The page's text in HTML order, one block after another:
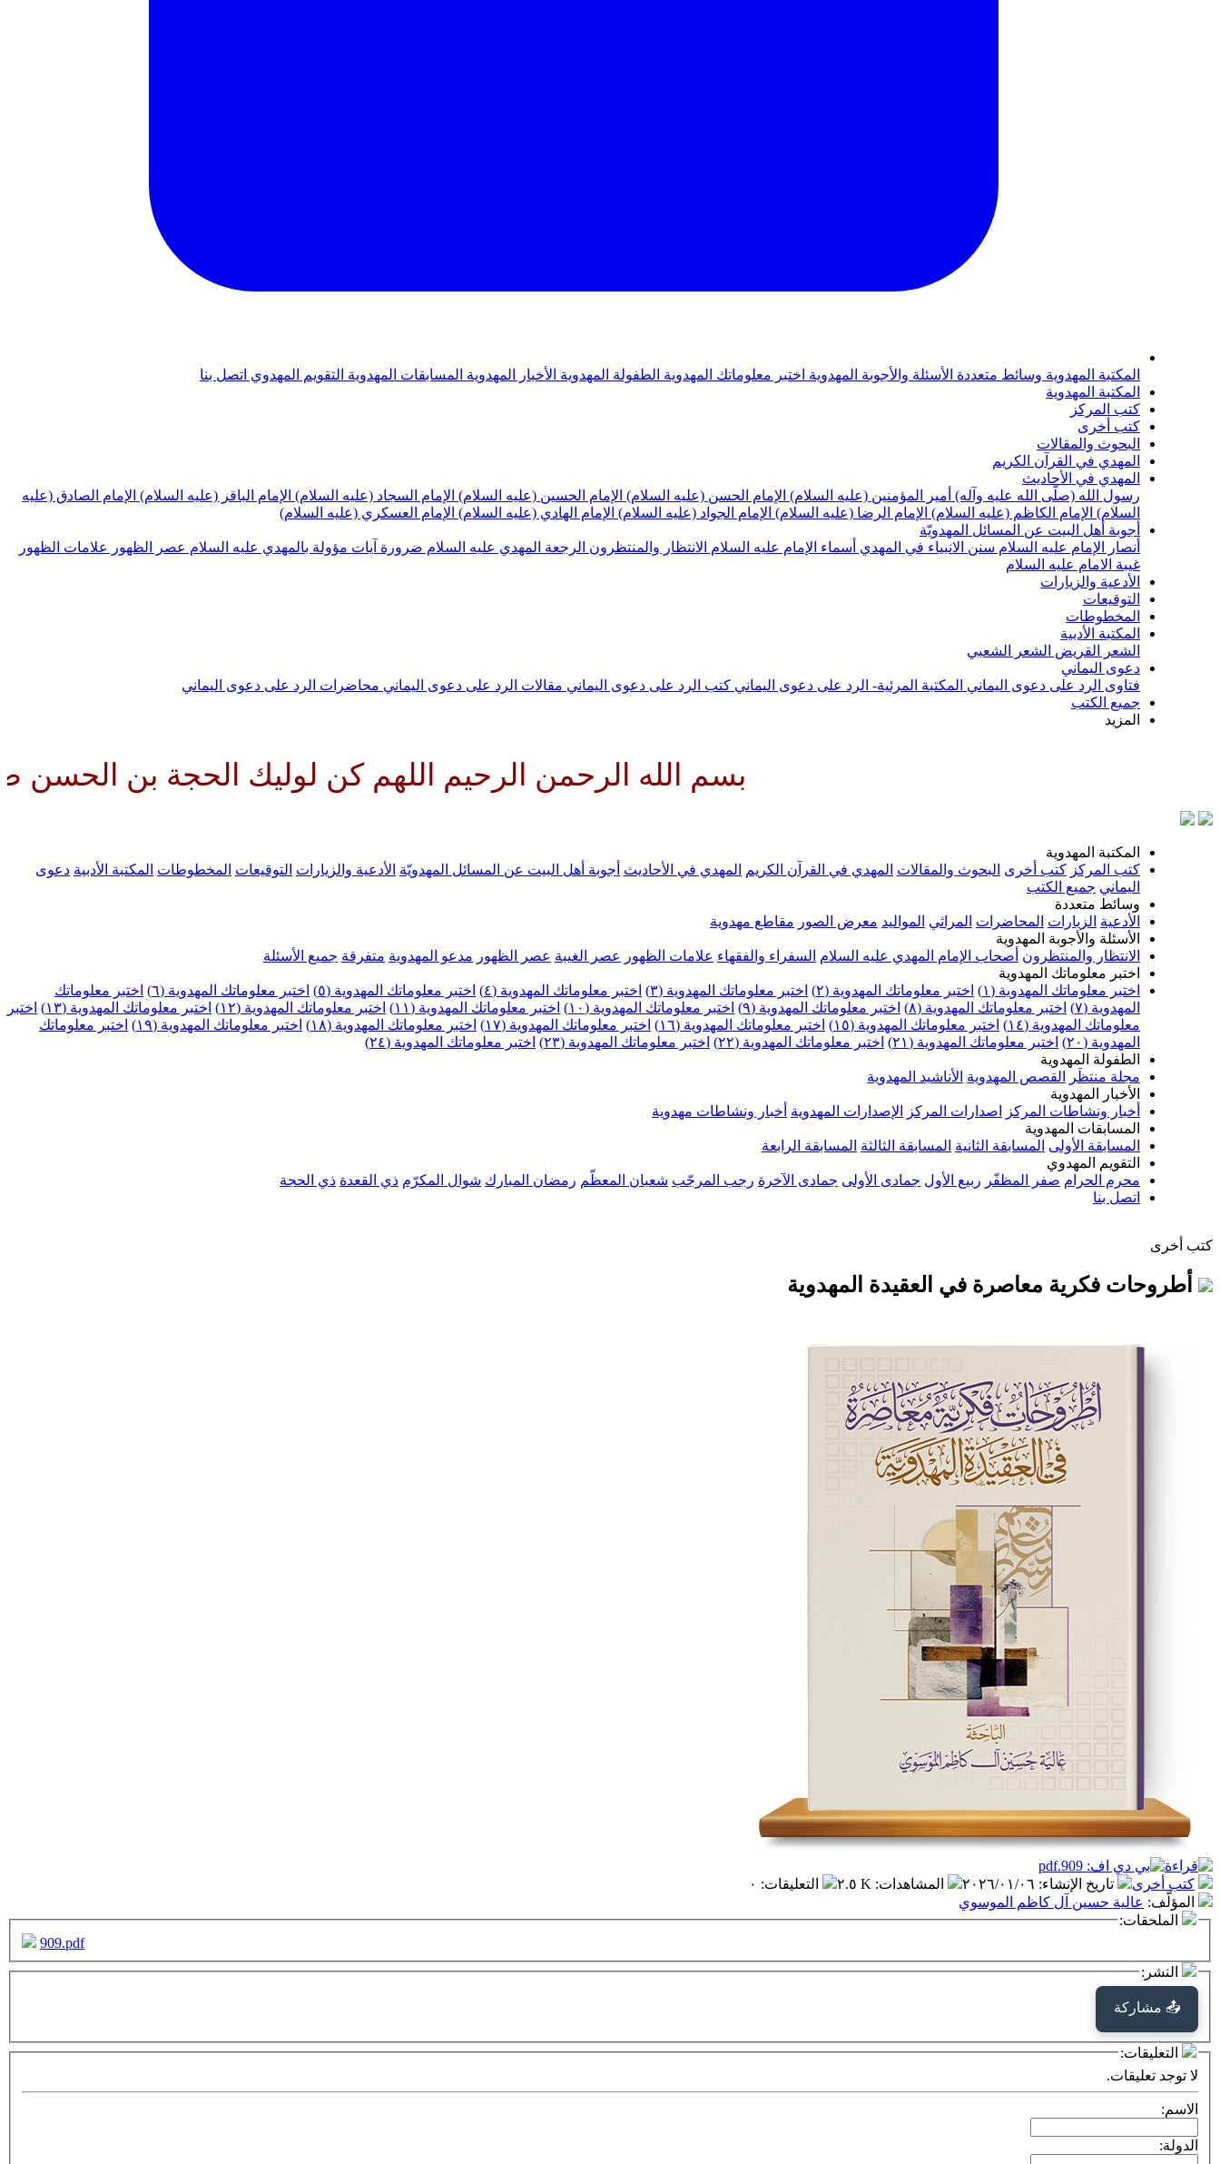
المكتبة المهدوية وسائط متعددة الأسئلة والأجوبة المهدوية اختبر معلوماتك المهدوية الطفولة المهدوية الأخبار المهدوية المسابقات المهدوية التقويم المهدوي اتصل بنا
المكتبة المهدوية
كتب المركز
كتب أخرى
البحوث والمقالات
المهدي في القرآن الكريم
المهدي في الأحاديث
رسول الله (صلّى الله عليه وآله) أمير المؤمنين (عليه السلام) الإمام الحسن (عليه السلام) الإمام الحسين (عليه السلام) الإمام السجاد (عليه السلام) الإمام الباقر (عليه السلام) الإمام الصادق (عليه
السلام) الإمام الكاظم (عليه السلام) الإمام الرضا (عليه السلام) الإمام الجواد (عليه السلام) الإمام الهادي (عليه السلام) الإمام العسكري (عليه السلام)
أجوبة أهل البيت عن المسائل المهدويّة
أنصار الإمام عليه السلام سنن الانبياء في المهدي أسماء الإمام عليه السلام الانتظار والمنتظرون الرجعة المهدي عليه السلام ضرورة آيات مؤولة بالمهدي عليه السلام عصر الظهور
علامات الظهور
غيبة الامام عليه السلام
الأدعية والزيارات
التوقيعات
المخطوطات
المكتبة الأدبية
الشعر القريض الشعر الشعبي
دعوى اليماني
فتاوى الرد على دعوى اليماني المكتبة المرئية- الرد على دعوى اليماني كتب الرد على دعوى اليماني مقالات الرد على دعوى اليماني محاضرات الرد على دعوى اليماني
جميع الكتب
المزيد
بسم الله الرحمن الرحيم اللهم كن لوليك الحجة بن الحسن صلواتك
المكتبة المهدوية
كتب المركز كتب أخرى البحوث والمقالات المهدي في القرآن الكريم المهدي في الأحاديث أجوبة أهل البيت عن المسائل المهدويّة الأدعية والزيارات التوقيعات المخطوطات المكتبة الأدبية دعوى
اليماني جميع الكتب
وسائط متعددة
الأدعية الزيارات المحاضرات المراثي المواليد معرض الصور مقاطع مهدوية
الأسئلة والأجوبة المهدوية
الانتظار والمنتظرون أصحاب الإمام المهدي عليه السلام السفراء والفقهاء علامات الظهور عصر الغيبة عصر الظهور مدعو المهدوية متفرقة جميع الأسئلة
اختبر معلوماتك المهدوية
اختبر معلوماتك المهدوية (١)
اختبر معلوماتك المهدوية (٢) اختبر معلوماتك المهدوية (٣) اختبر معلوماتك المهدوية (٤) اختبر معلوماتك المهدوية (٥) اختبر معلوماتك المهدوية (٦)
اختبر معلوماتك
المهدوية (٧)
اختبر معلوماتك المهدوية (٨) اختبر معلوماتك المهدوية (٩) اختبر معلوماتك المهدوية (١٠) اختبر معلوماتك المهدوية (١١) اختبر معلوماتك المهدوية (١٢) اختبر معلوماتك المهدوية (١٣)
اختبر
معلوماتك المهدوية (١٤)
اختبر معلوماتك المهدوية (١٥) اختبر معلوماتك المهدوية (١٦) اختبر معلوماتك المهدوية (١٧) اختبر معلوماتك المهدوية (١٨) اختبر معلوماتك المهدوية (١٩)
اختبر معلوماتك
المهدوية (٢٠)
اختبر معلوماتك المهدوية (٢١) اختبر معلوماتك المهدوية (٢٢) اختبر معلوماتك المهدوية (٢٣)
اختبر معلوماتك المهدوية (٢٤)
الطفولة المهدوية
مجلة منتظَر
القصص المهدوية الأناشيد المهدوية
الأخبار المهدوية
أخبار ونشاطات المركز
اصدارات المركز الإصدارات المهدوية أخبار ونشاطات مهدوية
المسابقات المهدوية
المسابقة الأولى المسابقة الثانية المسابقة الثالثة المسابقة الرابعة
التقويم المهدوي
محرم الحرام صفر المظفّر ربيع الأول جمادى الأولى جمادى الآخرة رجب المرجّب شعبان المعظّم رمضان المبارك شوال المكرّم ذي القعدة ذي الحجة
اتصل بنا
كتب أخرى
أطروحات فكرية معاصرة في العقيدة المهدوية
كتب أخرى تاريخ الإنشاء: ٢٠٢٦/٠١/٠٦ المشاهدات: ٢.٥ K التعليقات: ٠
المؤلّف: عالية حسين آل كاظم الموسوي
الملحقات:
909.pdf
النشر:
📤 مشاركة
التعليقات:
لا توجد تعليقات.
الاسم:
الدولة: